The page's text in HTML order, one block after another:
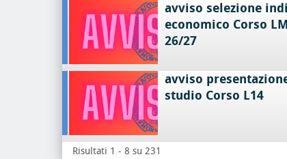
avviso selezione
economico Corso
26/27
avviso
studio Corso L14
Risultati 1 - 8 su 231